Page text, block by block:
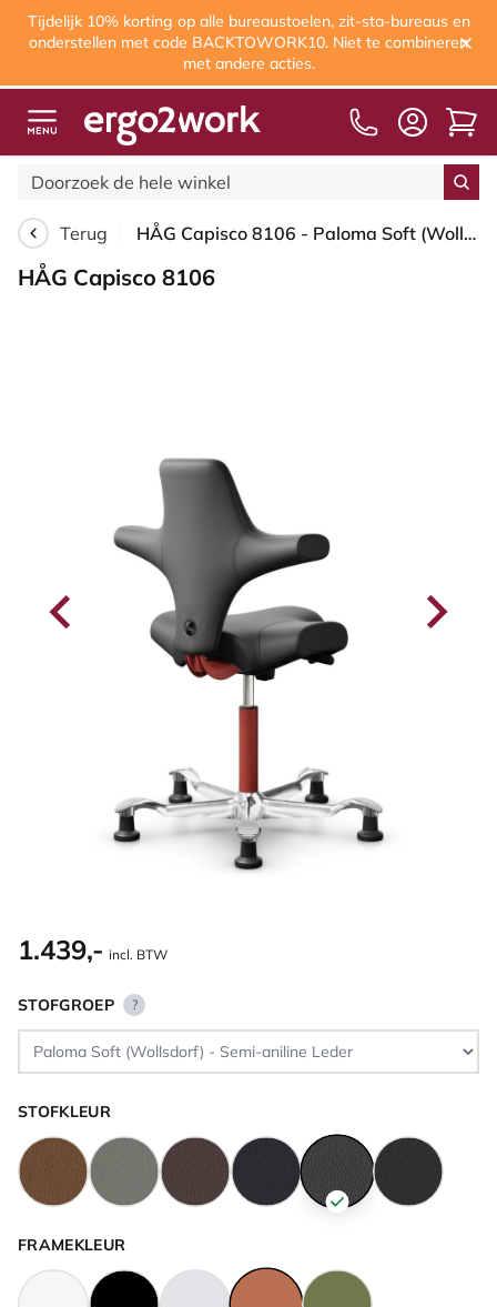
Tijdelijk 10% korting op alle bureaustoelen, zit-sta-bureaus en
onderstellen met code BACKTOWORK10. Niet te combineren
met andere acties.
Terug HÅG Capisco 8106 - Paloma Soft (Wollsdorf) - Semi-aniline Leder - PL55206 Grey - Framekleur - Blush Rose - Gasveer - 265 mm (Zithoogte 53-79cm) - Vloercontact - Glijdoppen - Voetenring - Nee, geen voetenring - Voetster - Ja, voetster in gepolijst alumi...
HÅG Capisco 8106
1.439,- incl. BTW
STOFGROEP ?
STOFKLEUR
FRAMEKLEUR